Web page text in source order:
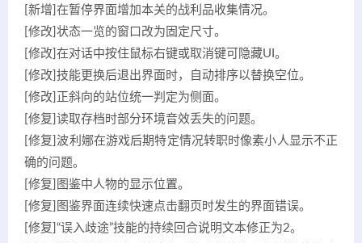
[新增]在暂停界面增加本关的战利品收集情况。
[修改]状态一览的窗口改为固定尺寸。
[修改]在对话中按住鼠标右键或取消键可隐藏UI。
[修改]技能更换后退出界面时，自动排序以替换空位。
[修改]正斜向的站位统一判定为侧面。
[修复]读取存档时部分环境音效丢失的问题。
[修复]波利娜在游戏后期特定情况转职时像素小人显示不正
确的问题。
[修复]图鉴中人物的显示位置。
[修复]图鉴界面连续快速点击翻页时发生的界面错误。
[修复]“误入歧途”技能的持续回合说明文本修正为2。